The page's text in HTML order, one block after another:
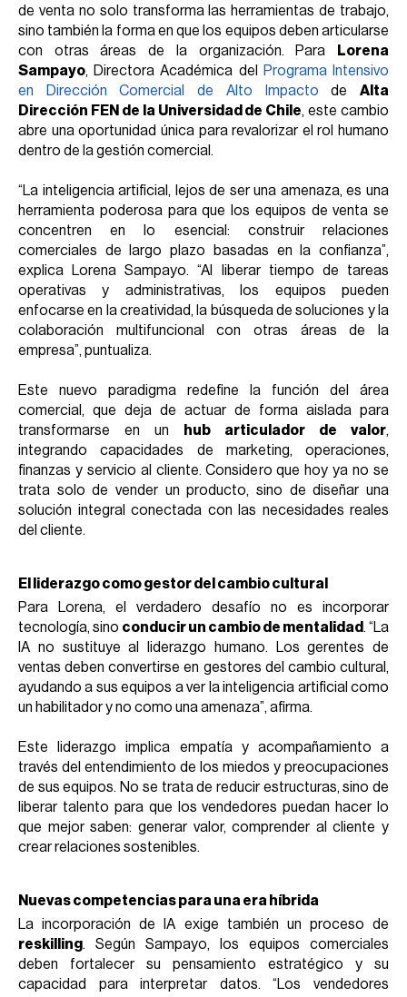
de venta no solo transforma las herramientas de trabajo,
sino también la forma en que los equipos deben articularse
con otras áreas de la organización. Para
Lorena
Sampayo, Directora Académica del
Programa Intensivo
en Dirección Comercial de Alto Impacto deAlta
Dirección FEN de la Universidad de Chile, este cambio
abre una oportunidad única para revalorizar el rol humano
dentro de la gestión comercial.
“La inteligencia artificial, lejos de ser una amenaza, es una
herramienta poderosa para que los equipos de venta se
concentren en lo esencial: construir relaciones
comerciales de largo plazo basadas en la confianza”,
explica Lorena Sampayo. “Al liberar tiempo de tareas
operativas y administrativas, los equipos pueden
enfocarse en la creatividad, la búsqueda de soluciones y la
colaboración multifuncional con otras áreas de la
empresa”, puntualiza.
Este nuevo paradigma redefine la función del área
comercial, que deja de actuar de forma aislada para
transformarse en un
hub articulador de valor,
integrando capacidades de marketing, operaciones,
finanzas y servicio al cliente. Considero que hoy ya no se
trata solo de vender un producto, sino de diseñar una
solución integral conectada con las necesidades reales
del cliente.
El liderazgo como gestor del cambio cultural
Para Lorena, el verdadero desafío no es incorporar
tecnología, sino conducir un cambio de mentalidad. “La
IA no sustituye al liderazgo humano. Los gerentes de
ventas deben convertirse en gestores del cambio cultural,
ayudando a sus equipos a ver la inteligencia artificial como
un habilitador y no como una amenaza”, afirma.
Este liderazgo implica empatía y acompañamiento a
través del entendimiento de los miedos y preocupaciones
de sus equipos. No se trata de reducir estructuras, sino de
liberar talento para que los vendedores puedan hacer lo
que mejor saben: generar valor, comprender al cliente y
crear relaciones sostenibles.
Nuevas competencias para una era híbrida
La incorporación de IA exige también un proceso de
reskilling. Según Sampayo, los equipos comerciales
deben fortalecer su pensamiento estratégico y su
capacidad para interpretar datos. “Los vendedores